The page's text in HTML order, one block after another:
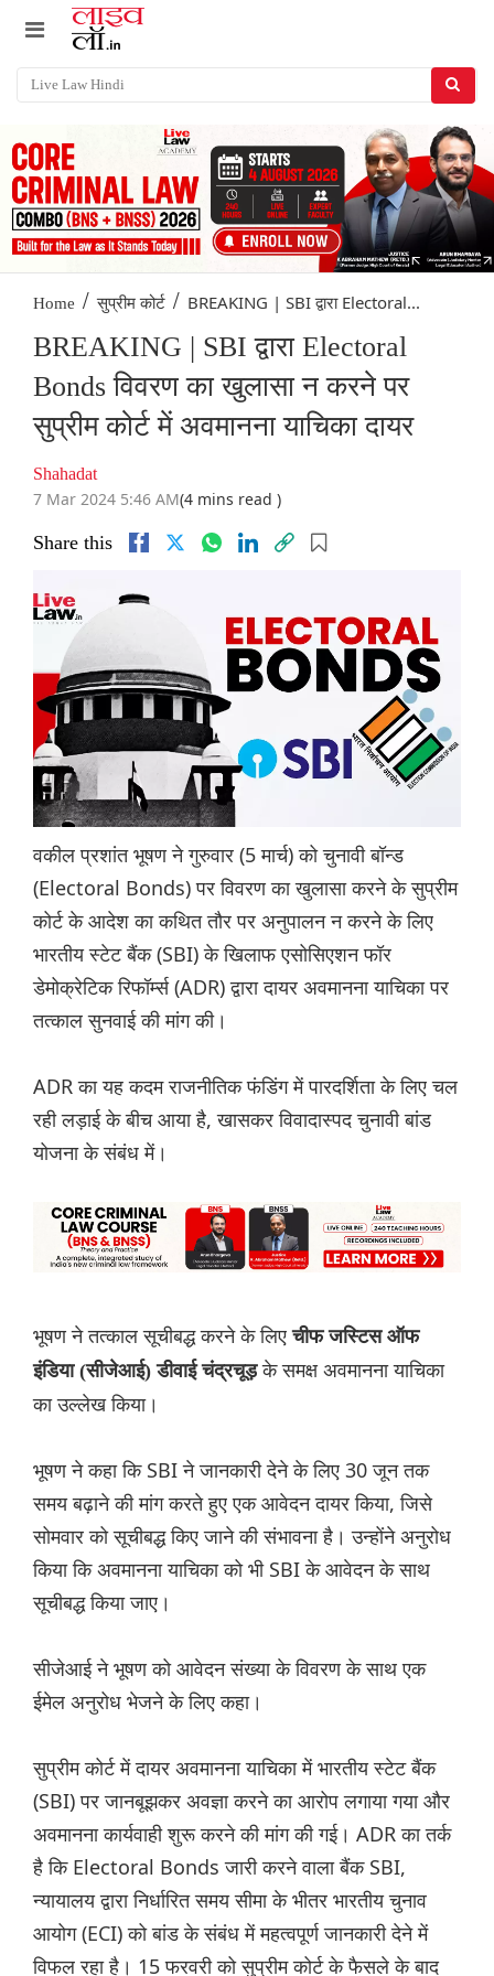
Home / सुप्रीम कोर्ट / BREAKING | SBI द्वारा Electoral...
BREAKING | SBI द्वारा Electoral
Bonds विवरण का खुलासा न करने पर
सुप्रीम कोर्ट में अवमानना याचिका दायर
Shahadat
7 Mar 2024 5:46 AM(4 mins read )
Share this
वकील प्रशांत भूषण ने गुरुवार (5 मार्च) को चुनावी बॉन्ड
(Electoral Bonds) पर विवरण का खुलासा करने के सुप्रीम
कोर्ट के आदेश का कथित तौर पर अनुपालन न करने के लिए
भारतीय स्टेट बैंक (SBI) के खिलाफ एसोसिएशन फॉर
डेमोक्रेटिक रिफॉर्म्स (ADR) द्वारा दायर अवमानना याचिका पर
तत्काल सुनवाई की मांग की।
ADR का यह कदम राजनीतिक फंडिंग में पारदर्शिता के लिए चल
रही लड़ाई के बीच आया है, खासकर विवादास्पद चुनावी बांड
योजना के संबंध में।
भूषण ने तत्काल सूचीबद्ध करने के लिएचीफ जस्टिस ऑफ
इंडिया (सीजेआई) डीवाई चंद्रचूड़के समक्ष अवमानना याचिका
का उल्लेख किया।
भूषण ने कहा कि SBI ने जानकारी देने के लिए 30 जून तक
समय बढ़ाने की मांग करते हुए एक आवेदन दायर किया, जिसे
सोमवार को सूचीबद्ध किए जाने की संभावना है। उन्होंने अनुरोध
किया कि अवमानना याचिका को भी SBI के आवेदन के साथ
सूचीबद्ध किया जाए।
सीजेआई ने भूषण को आवेदन संख्या के विवरण के साथ एक
ईमेल अनुरोध भेजने के लिए कहा।
सुप्रीम कोर्ट में दायर अवमानना याचिका में भारतीय स्टेट बैंक
(SBI) पर जानबूझकर अवज्ञा करने का आरोप लगाया गया और
अवमानना कार्यवाही शुरू करने की मांग की गई। ADR का तर्क
है कि Electoral Bonds जारी करने वाला बैंक SBI,
न्यायालय द्वारा निर्धारित समय सीमा के भीतर भारतीय चुनाव
आयोग (ECI) को बांड के संबंध में महत्वपूर्ण जानकारी देने में
विफल रहा है। 15 फरवरी को सुप्रीम कोर्ट के फैसले के बाद